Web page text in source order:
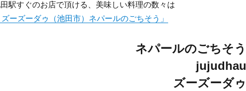
駅すぐのお店で頂ける、美味しい料理の数々は
ーズーダゥ（池田市）ネパールのごちそう」
ネパールのごちそう
jujudhau
ズーズーダゥ